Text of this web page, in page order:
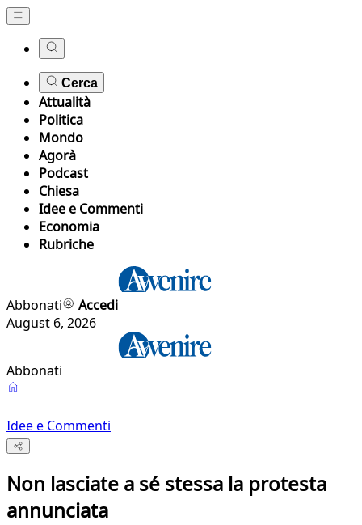
Cerca
Attualità
Politica
Mondo
Agorà
Podcast
Chiesa
Idee e Commenti
Economia
Rubriche
Abbonati
Accedi
August 6, 2026
Abbonati
Idee e Commenti
Non lasciate a sé stessa la protesta
annunciata